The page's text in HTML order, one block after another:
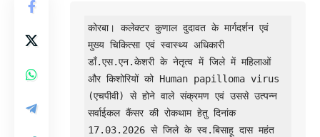
कोरबा। कलेक्टर कुणाल दुदावत के मार्गदर्शन एवं
मुख्य चिकित्सा एवं स्वास्थ्य अधिकारी
डॉं.एस.एन.केशरी के नेतृत्व में जिले में महिलाओं
और किशोरियों को Human papilloma virus
(एचपीवी) से होने वाले संक्रमण एवं उससे उत्पन्न
सर्वाईकल कैंसर की रोकथाम हेतु दिनांक
17.03.2026 से जिले के स्व.बिसाहू दास महंत